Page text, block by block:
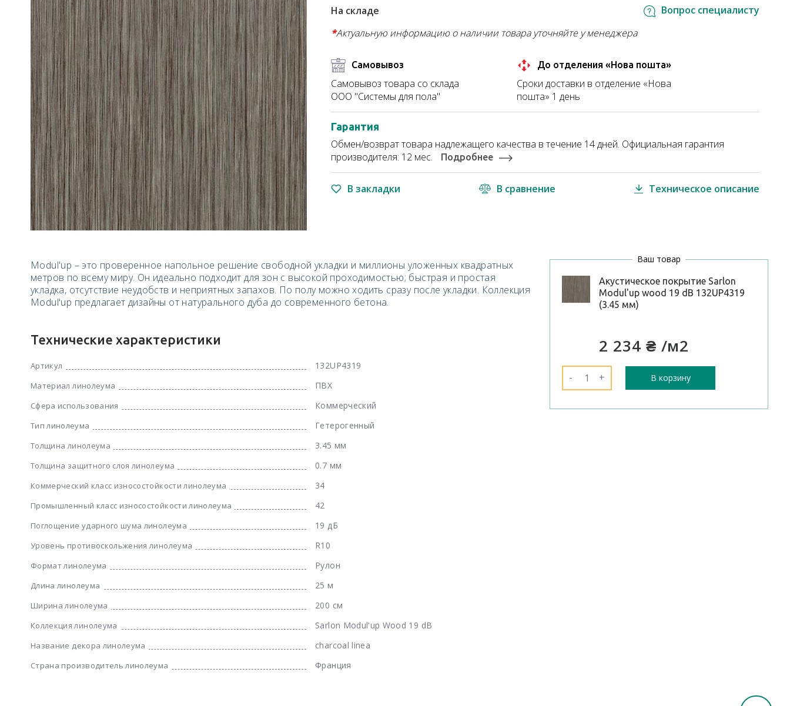
На складе
Вопрос специалисту
*Актуальную информацию о наличии товара уточняйте у менеджера
Самовывоз
Самовывоз товара со склада
ООО "Системы для пола"
До отделения «Нова пошта»
Сроки доставки в отделение «Нова
пошта» 1 день
Гарантия
Обмен/возврат товара надлежащего качества в течение 14 дней. Официальная гарантия
производителя: 12 мес.
Подробнее
В закладки В сравнение Техническое описание
Modul'up – это проверенное напольное решение свободной укладки и миллионы уложенных квадратных
метров по всему миру. Он идеально подходит для зон с высокой проходимостью; быстрая и простая
укладка, отсутствие неудобств и неприятных запахов. По полу можно ходить сразу после укладки. Коллекция
Modul'up предлагает дизайны от натурального дуба до современного бетона.
Технические характеристики
Артикул 132UP4319
Материал линолеума ПВХ
Сфера использования Коммерческий
Тип линолеума Гетерогенный
Толщина линолеума 3.45 мм
Толщина защитного слоя линолеума 0.7 мм
Коммерческий класс износостойкости линолеума 34
Промышленный класс износостойкости линолеума 42
Поглощение ударного шума линолеума 19 дБ
Уровень противоскольжения линолеума R10
Формат линолеума Рулон
Длина линолеума 25 м
Ширина линолеума 200 см
Коллекция линолеума Sarlon Modul'up Wood 19 dB
Название декора линолеума charcoal linea
Страна производитель линолеума Франция
Ваш товар
Акустическое покрытие Sarlon
Modul'up wood 19 dB 132UP4319
(3.45 мм)
2 234 ₴ /м2
- + В корзину